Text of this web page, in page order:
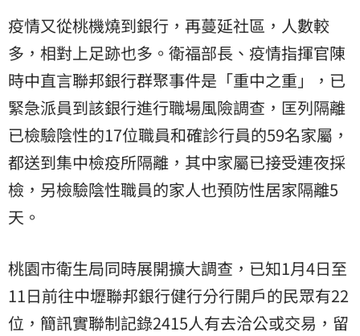
疫情又從桃機燒到銀行，再蔓延社區，人數較
多，相對上足跡也多。衛福部長、疫情指揮官陳
時中直言聯邦銀行群聚事件是「重中之重」，已
緊急派員到該銀行進行職場風險調查，匡列隔離
已檢驗陰性的17位職員和確診行員的59名家屬，
都送到集中檢疫所隔離，其中家屬已接受連夜採
檢，另檢驗陰性職員的家人也預防性居家隔離5
天。
桃園市衛生局同時展開擴大調查，已知1月4日至
11日前往中壢聯邦銀行健行分行開戶的民眾有22
位，簡訊實聯制記錄2415人有去洽公或交易，留